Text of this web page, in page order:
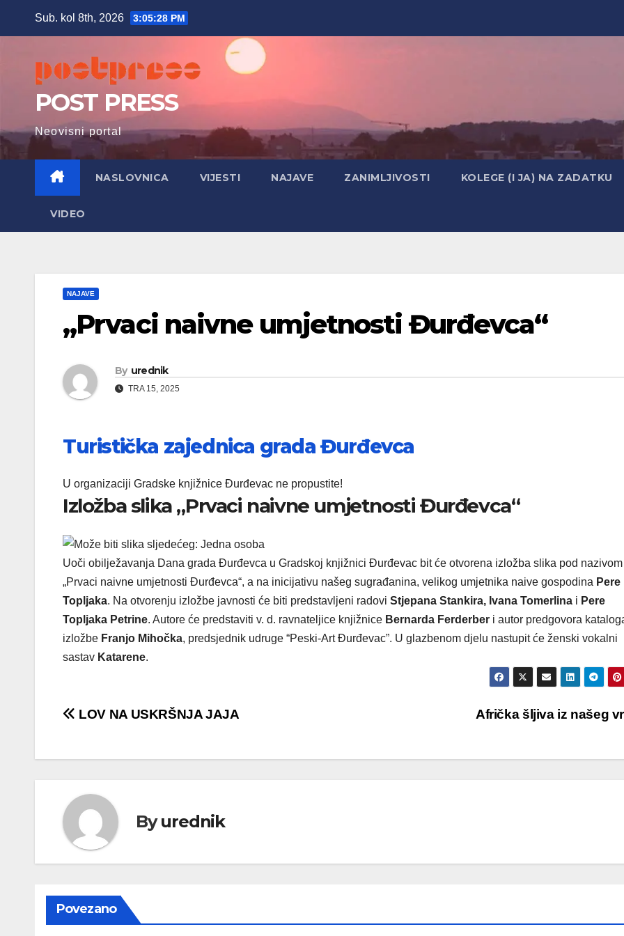
Sub. kol 8th, 2026 3:05:29 PM
POST PRESS
Neovisni portal
NASLOVNICA VIJESTI NAJAVE ZANIMLJIVOSTI KOLEGE (I JA) NA ZADATKU
VIDEO
NAJAVE
„Prvaci naivne umjetnosti Đurđevca“
By urednik
TRA 15, 2025
Turistička zajednica grada Đurđevca
U organizaciji Gradske knjižnice Đurđevac ne propustite!
Izložba slika „Prvaci naivne umjetnosti Đurđevca“
Uoči obilježavanja Dana grada Đurđevca u Gradskoj knjižnici Đurđevac bit će otvorena izložba slika pod nazivom
„Prvaci naivne umjetnosti Đurđevca“, a na inicijativu našeg sugrađanina, velikog umjetnika naive gospodina Pere
Topljaka. Na otvorenju izložbe javnosti će biti predstavljeni radovi Stjepana Stankira, Ivana Tomerlina i Pere
Topljaka Petrine. Autore će predstaviti v. d. ravnateljice knjižnice Bernarda Ferderber i autor predgovora
izložbe Franjo Mihočka, predsjednik udruge “Peski-Art Đurđevac”. U glazbenom djelu nastupit će ženski vokalni
sastav Katarene.
Navigacija
Afrička šljiva iz našeg
LOV NA USKRŠNJA JAJA
Byurednik
Povezano